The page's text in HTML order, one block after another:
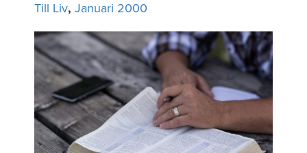
Till Liv, Januari 2000